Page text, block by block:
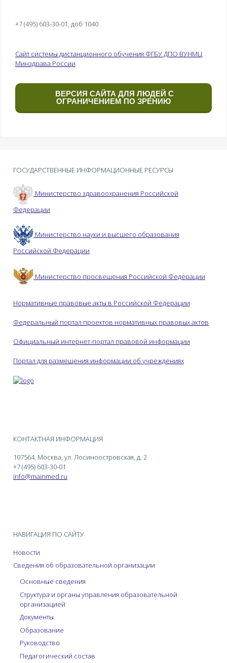
+7 (495) 603-30-01, доб 1040
Сайт системы дистанционного обучения ФГБУ ДПО ВУНМЦ
Минздрава России
ВЕРСИЯ САЙТА ДЛЯ ЛЮДЕЙ С
ОГРАНИЧЕНИЕМ ПО ЗРЕНИЮ
ГОСУДАРСТВЕННЫЕ ИНФОРМАЦИОННЫЕ РЕСУРСЫ
Министерство здравоохранения Российской
Федерации
Министерство науки и высшего образования
Российской Федерации
Министерство просвещения Российской Федерации
Нормативные правовые акты в Российской Федерации
Федеральный портал проектов нормативных правовых актов
Официальный интернет-портал правовой информации
Портал для размещения информации об учреждениях
КОНТАКТНАЯ ИНФОРМАЦИЯ
107564, Москва, ул. Лосиноостровская, д. 2
+7 (495) 603-30-01
info@mainmed.ru
НАВИГАЦИЯ ПО САЙТУ
Новости
Сведения об образовательной организации
Основные сведения
Структура и органы управления образовательной
организацией
Документы
Образование
Руководство
Педагогический состав